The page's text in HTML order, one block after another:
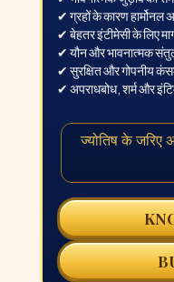
✔ ग्रहों के कारण
✔ बेहतर इंटीमेसी के लिए
✔ यौन और भावनात्मक
✔ सुरक्षित और गोपनीय
✔ अपराधबोध, शर्म और
ज्योतिष के जरिए